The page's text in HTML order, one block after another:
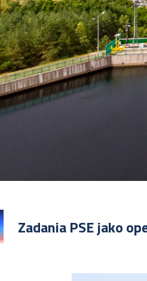
Zadania PSE jako